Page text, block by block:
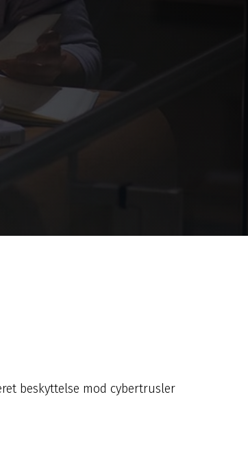
beskyttelse mod cybertrusler